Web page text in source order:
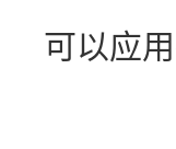
可以应